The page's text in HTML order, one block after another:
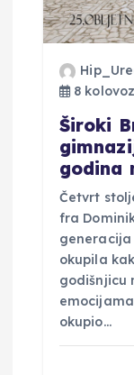
8
Široki
godina
Četvrt
fra
okupila
godišnjicu
okupio…